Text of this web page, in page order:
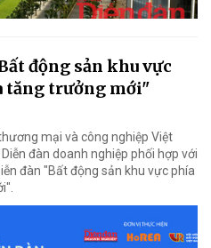
động sản khu vực
tăng trưởng mới"
mại và công nghiệp Việt
đàn doanh nghiệp phối hợp với
đàn "Bất động sản khu vực phía